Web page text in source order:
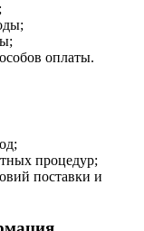
оплаты.
процедур;
поставки и